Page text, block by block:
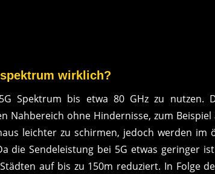
wirklich?
Spektrum bis etwa 80 GHz zu nutzen.
ohne Hindernisse, zum
leichter zu schirmen, jedoch werden im
die Sendeleistung bei 5G etwas geringer
auf bis zu 150m reduziert. In Folge